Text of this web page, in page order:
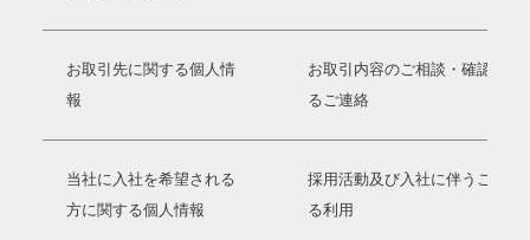
お取引先に関する個人情
報
お取引内容のご相談・確認等
るご連絡
当社に入社を希望される
方に関する個人情報
採用活動及び入社に伴うご連絡
る利用